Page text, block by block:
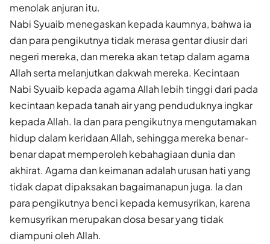
menolak anjuran itu.
Nabi Syuaib menegaskan kepada kaumnya, bahwa ia
dan para pengikutnya tidak merasa gentar diusir dari
negeri mereka, dan mereka akan tetap dalam agama
Allah serta melanjutkan dakwah mereka. Kecintaan
Nabi Syuaib kepada agama Allah lebih tinggi dari pada
kecintaan kepada tanah air yang penduduknya ingkar
kepada Allah. Ia dan para pengikutnya mengutamakan
hidup dalam keridaan Allah, sehingga mereka benar-
benar dapat memperoleh kebahagiaan dunia dan
akhirat. Agama dan keimanan adalah urusan hati yang
tidak dapat dipaksakan bagaimanapun juga. Ia dan
para pengikutnya benci kepada kemusyrikan, karena
kemusyrikan merupakan dosa besar yang tidak
diampuni oleh Allah.